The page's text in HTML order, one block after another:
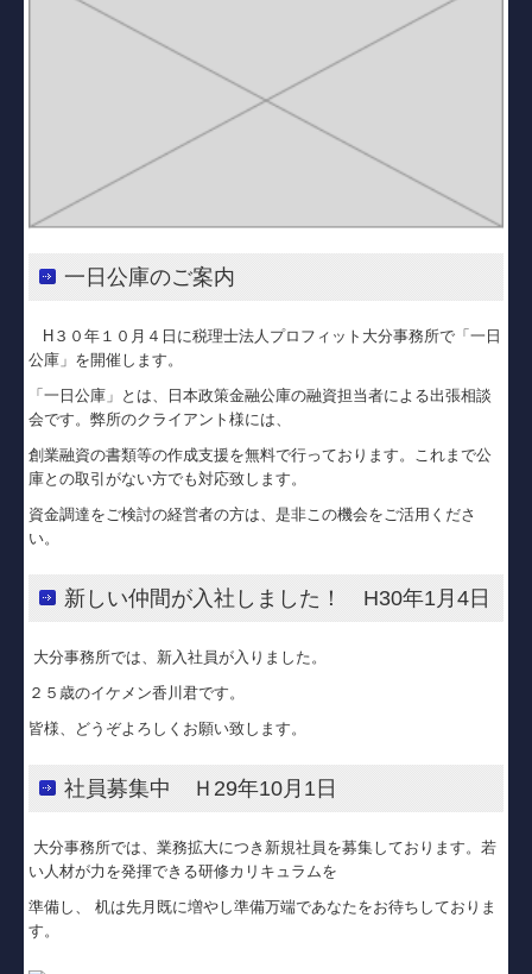
一日公庫のご案内
H３０年１０月４日に税理士法人プロフィット大分事務所で「一日
公庫」を開催します。
「一日公庫」とは、日本政策金融公庫の融資担当者による出張相談
会です。弊所のクライアント様には、
創業融資の書類等の作成支援を無料で行っております。これまで公
庫との取引がない方でも対応致します。
資金調達をご検討の経営者の方は、是非この機会をご活用くださ
い。
新しい仲間が入社しました！ H30年1月4日
大分事務所では、新入社員が入りました。
２５歳のイケメン香川君です。
皆様、どうぞよろしくお願い致します。
社員募集中 Ｈ29年10月1日
大分事務所では、業務拡大につき新規社員を募集しております。若
い人材が力を発揮できる研修カリキュラムを
準備し、 机は先月既に増やし準備万端であなたをお待ちしておりま
す。